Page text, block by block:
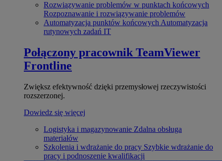
Rozwiązywanie problemów w punktach końcowych
Rozpoznawanie i rozwiązywanie problemów
Automatyzacja punktów końcowych Automatyzacja
rutynowych zadań IT
Połączony pracownik TeamViewer
Frontline
Zwiększ efektywność dzięki przemysłowej rzeczywistości
rozszerzonej.
Dowiedz się więcej
Logistyka i magazynowanie Zdalna obsługa
materiałów
Szkolenia i wdrażanie do pracy Szybkie wdrażanie do
pracy i podnoszenie kwalifikacji